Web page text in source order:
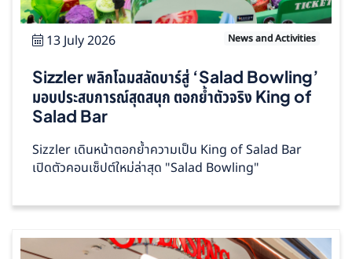
13 July 2026 News and Activities
Sizzler พลิกโฉมสลัดบาร์สู่ ‘Salad Bowling’
มอบประสบการณ์สุดสนุก ตอกย้ำตัวจริง King of
Salad Bar
Sizzler เดินหน้าตอกย้ำความเป็น King of Salad Bar
เปิดตัวคอนเซ็ปต์ใหม่ล่าสุด "Salad Bowling"